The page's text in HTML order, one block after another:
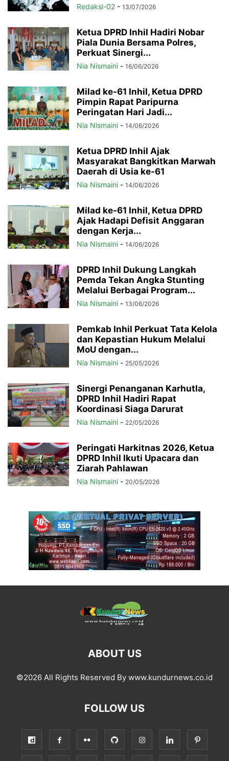
Redaksi-02 - 13/07/2026
Ketua DPRD Inhil Hadiri Nobar
Piala Dunia Bersama Polres,
Perkuat Sinergi...
Nia Nismaini - 16/06/2026
Milad ke-61 Inhil, Ketua DPRD
Pimpin Rapat Paripurna
Peringatan Hari Jadi...
Nia Nismaini - 14/06/2026
Ketua DPRD Inhil Ajak
Masyarakat Bangkitkan Marwah
Daerah di Usia ke-61
Nia Nismaini - 14/06/2026
Milad ke-61 Inhil, Ketua DPRD
Ajak Hadapi Defisit Anggaran
dengan Kerja...
Nia Nismaini - 14/06/2026
DPRD Inhil Dukung Langkah
Pemda Tekan Angka Stunting
Melalui Berbagai Program...
Nia Nismaini - 13/06/2026
Pemkab Inhil Perkuat Tata Kelola
dan Kepastian Hukum Melalui
MoU dengan...
Nia Nismaini - 25/05/2026
Sinergi Penanganan Karhutla,
DPRD Inhil Hadiri Rapat
Koordinasi Siaga Darurat
Nia Nismaini - 22/05/2026
Peringati Harkitnas 2026, Ketua
DPRD Inhil Ikuti Upacara dan
Ziarah Pahlawan
Nia Nismaini - 20/05/2026
ABOUT US
©2026 All Rights Reserved By www.kundurnews.co.id
FOLLOW US